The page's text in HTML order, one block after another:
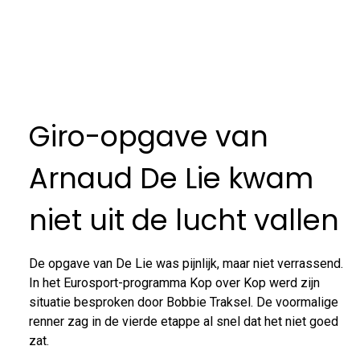
Giro-opgave van
Arnaud De Lie kwam
niet uit de lucht vallen
De opgave van De Lie was pijnlijk, maar niet verrassend.
In het Eurosport-programma Kop over Kop werd zijn
situatie besproken door Bobbie Traksel. De voormalige
renner zag in de vierde etappe al snel dat het niet goed
zat.